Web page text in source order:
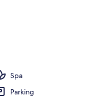
Spa
Parking